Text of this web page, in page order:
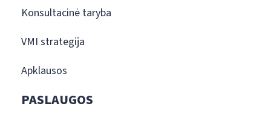
Konsultacinė taryba
VMI strategija
Apklausos
PASLAUGOS